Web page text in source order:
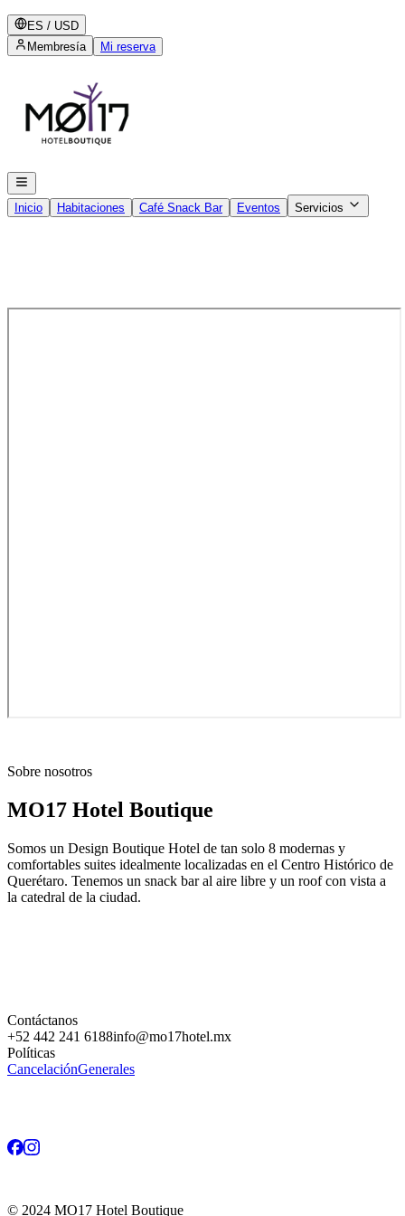
ES / USD
Membresía
Mi reserva
Inicio Habitaciones Café Snack Bar Eventos Servicios
Sobre nosotros
MO17 Hotel Boutique
Somos un Design Boutique Hotel de tan solo 8 modernas y
comfortables suites idealmente localizadas en el Centro Histórico de
Querétaro. Tenemos un snack bar al aire libre y un roof con vista a
la catedral de la ciudad.
Contáctanos
+52 442 241 6188info@mo17hotel.mx
Políticas
CancelaciónGenerales
© 2024 MO17 Hotel Boutique